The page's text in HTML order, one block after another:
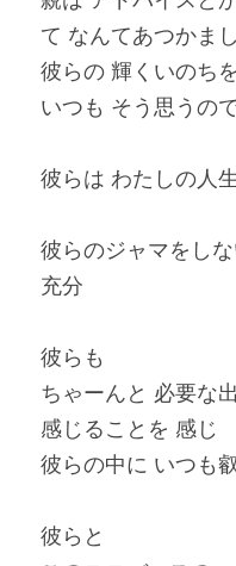
て なんてあつかま
彼らの 輝くいのち
いつも そう思うの
彼らは わたしの人
彼らのジャマをし
充分
彼らも
ちゃーんと 必要な
感じることを 感じ
彼らの中に いつも
彼らと